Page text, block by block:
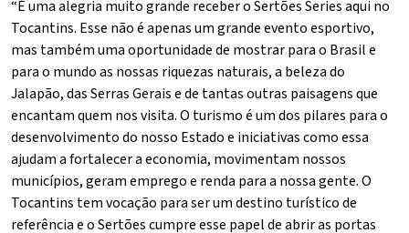
“É uma alegria muito grande receber o Sertões Series aqui no
Tocantins. Esse não é apenas um grande evento esportivo,
mas também uma oportunidade de mostrar para o Brasil e
para o mundo as nossas riquezas naturais, a beleza do
Jalapão, das Serras Gerais e de tantas outras paisagens que
encantam quem nos visita. O turismo é um dos pilares para o
desenvolvimento do nosso Estado e iniciativas como essa
ajudam a fortalecer a economia, movimentam nossos
municípios, geram emprego e renda para a nossa gente. O
Tocantins tem vocação para ser um destino turístico de
referência e o Sertões cumpre esse papel de abrir as portas